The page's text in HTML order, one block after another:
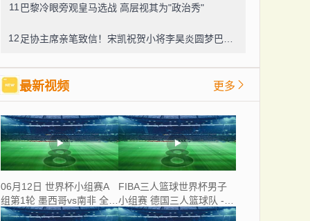
11 巴黎冷眼旁观皇马选战 高层视其为"政治秀"
12
最新视频 更多
06月12日 世界杯小组赛A
组第1轮 墨西哥vs南非 全场
录像
FIBA三人篮球世界杯男子
小组赛 德国三人篮球队 -
中国三人篮球队 全场录像